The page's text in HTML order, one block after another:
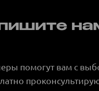
помогут вам с